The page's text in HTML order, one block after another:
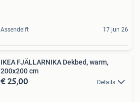
Assendelft 17 jun 26
IKEA FJÄLLARNIKA Dekbed, warm,
200x200 cm
€ 25,00 Details